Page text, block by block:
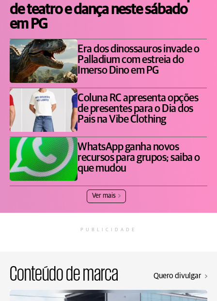
de teatro e dança neste sábado
em PG
Era dos dinossauros invade o
Palladium com estreia do
Imerso Dino em PG
Coluna RC apresenta opções
de presentes para o Dia dos
Pais na Vibe Clothing
WhatsApp ganha novos
recursos para grupos; saiba o
que mudou
Ver mais
PUBLICIDADE
Conteúdo de marca Quero divulgar